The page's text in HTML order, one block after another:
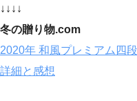
↓↓↓↓
冬の贈り物.com
2020年 和風プレミアム四
詳細と感想